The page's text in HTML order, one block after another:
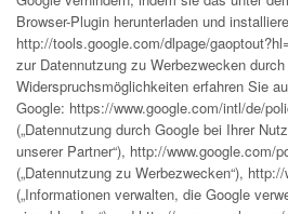
Browser-Plugin herunterladen und
http://tools.google.com/dlpage/
zur Datennutzung zu Werbezwecken
Widerspruchsmöglichkeiten erfahren Sie
Google: https://www.google.com/intl/de/
(„Datennutzung durch Google bei Ihrer
unserer Partner“), http://www.google.com/
(„Datennutzung zu Werbezwecken“), http://
(„Informationen verwalten, die Google